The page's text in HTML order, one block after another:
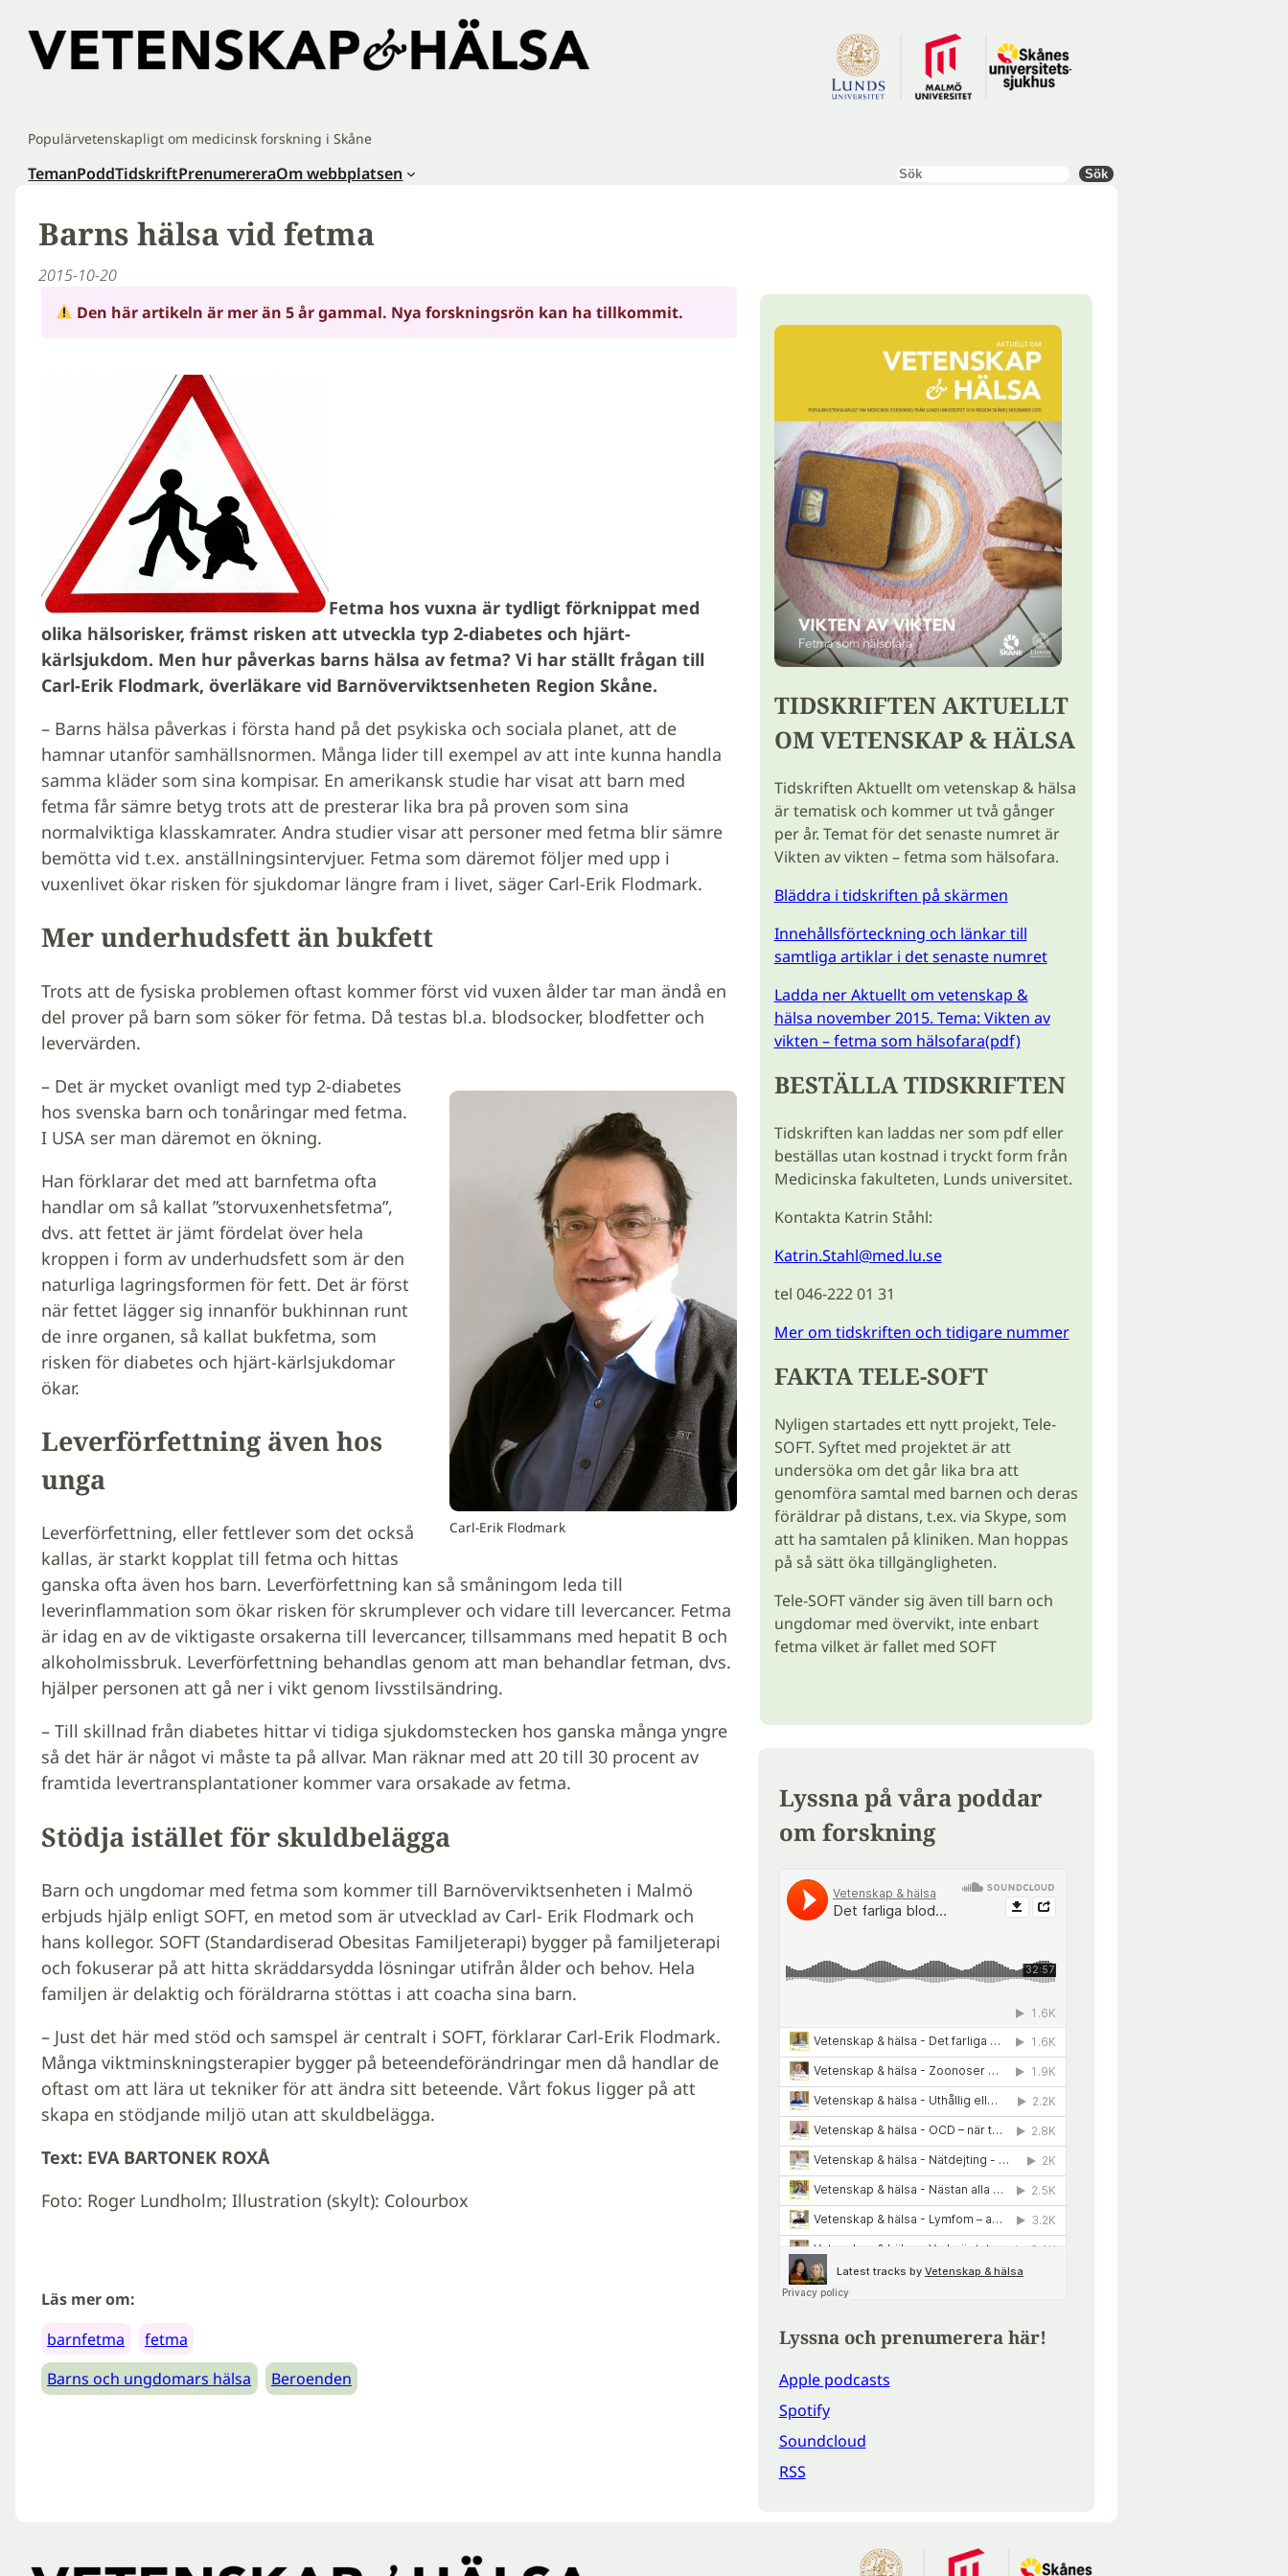
innehåll
Populärvetenskapligt om medicinsk forskning i Skåne
TemanPoddTidskriftPrenumereraOm webbplatsen Sök Sök
Barns hälsa vid fetma
2015-10-20
Den här artikeln är mer än 5 år gammal. Nya forskningsrön kan ha tillkommit.
Fetma hos vuxna är tydligt förknippat med
olika hälsorisker, främst risken att utveckla typ 2-diabetes och hjärt-
kärlsjukdom. Men hur påverkas barns hälsa av fetma? Vi har ställt frågan till
Carl-Erik Flodmark, överläkare vid Barnöverviktsenheten Region Skåne.
– Barns hälsa påverkas i första hand på det psykiska och sociala planet, att de
hamnar utanför samhällsnormen. Många lider till exempel av att inte kunna handla
samma kläder som sina kompisar. En amerikansk studie har visat att barn med
fetma får sämre betyg trots att de presterar lika bra på proven som sina
normalviktiga klasskamrater. Andra studier visar att personer med fetma blir sämre
bemötta vid t.ex. anställningsintervjuer. Fetma som däremot följer med upp i
vuxenlivet ökar risken för sjukdomar längre fram i livet, säger Carl-Erik Flodmark.
Mer underhudsfett än bukfett
Trots att de fysiska problemen oftast kommer först vid vuxen ålder tar man ändå en
del prover på barn som söker för fetma. Då testas bl.a. blodsocker, blodfetter och
levervärden.
Carl-Erik Flodmark
– Det är mycket ovanligt med typ 2-diabetes
hos svenska barn och tonåringar med fetma.
I USA ser man däremot en ökning.
Han förklarar det med att barnfetma ofta
handlar om så kallat ”storvuxenhetsfetma”,
dvs. att fettet är jämt fördelat över hela
kroppen i form av underhudsfett som är den
naturliga lagringsformen för fett. Det är först
när fettet lägger sig innanför bukhinnan runt
de inre organen, så kallat bukfetma, som
risken för diabetes och hjärt-kärlsjukdomar
ökar.
Leverförfettning även hos
unga
Leverförfettning, eller fettlever som det också
kallas, är starkt kopplat till fetma och hittas
ganska ofta även hos barn. Leverförfettning kan så småningom leda till
leverinflammation som ökar risken för skrumplever och vidare till levercancer. Fetma
är idag en av de viktigaste orsakerna till levercancer, tillsammans med hepatit B och
alkoholmissbruk. Leverförfettning behandlas genom att man behandlar fetman, dvs.
hjälper personen att gå ner i vikt genom livsstilsändring.
– Till skillnad från diabetes hittar vi tidiga sjukdomstecken hos ganska många yngre
så det här är något vi måste ta på allvar. Man räknar med att 20 till 30 procent av
framtida levertransplantationer kommer vara orsakade av fetma.
Stödja istället för skuldbelägga
Barn och ungdomar med fetma som kommer till Barnöverviktsenheten i Malmö
erbjuds hjälp enligt SOFT, en metod som är utvecklad av Carl- Erik Flodmark och
hans kollegor. SOFT (Standardiserad Obesitas Familjeterapi) bygger på familjeterapi
och fokuserar på att hitta skräddarsydda lösningar utifrån ålder och behov. Hela
familjen är delaktig och föräldrarna stöttas i att coacha sina barn.
– Just det här med stöd och samspel är centralt i SOFT, förklarar Carl-Erik Flodmark.
Många viktminskningsterapier bygger på beteendeförändringar men då handlar de
oftast om att lära ut tekniker för att ändra sitt beteende. Vårt fokus ligger på att
skapa en stödjande miljö utan att skuldbelägga.
Text: EVA BARTONEK ROXÅ
Foto: Roger Lundholm; Illustration (skylt): Colourbox
Läs mer om:
barnfetma
fetma
Barns och ungdomars hälsa
Beroenden
TIDSKRIFTEN AKTUELLT
OM VETENSKAP & HÄLSA
Tidskriften Aktuellt om vetenskap & hälsa
är tematisk och kommer ut två gånger
per år. Temat för det senaste numret är
Vikten av vikten – fetma som hälsofara.
Bläddra i tidskriften på skärmen
Innehållsförteckning och länkar till
samtliga artiklar i det senaste numret
Ladda ner Aktuellt om vetenskap &
hälsa november 2015. Tema: Vikten av
vikten – fetma som hälsofara(pdf)
BESTÄLLA TIDSKRIFTEN
Tidskriften kan laddas ner som pdf eller
beställas utan kostnad i tryckt form från
Medicinska fakulteten, Lunds universitet.
Kontakta Katrin Ståhl:
Katrin.Stahl@med.lu.se
tel 046-222 01 31
Mer om tidskriften och tidigare nummer
FAKTA TELE-SOFT
Nyligen startades ett nytt projekt, Tele-
SOFT. Syftet med projektet är att
undersöka om det går lika bra att
genomföra samtal med barnen och deras
föräldrar på distans, t.ex. via Skype, som
att ha samtalen på kliniken. Man hoppas
på så sätt öka tillgängligheten.
Tele-SOFT vänder sig även till barn och
ungdomar med övervikt, inte enbart
fetma vilket är fallet med SOFT
Lyssna på våra poddar
om forskning
Lyssna och prenumerera här!
Apple podcasts
Spotify
Soundcloud
RSS